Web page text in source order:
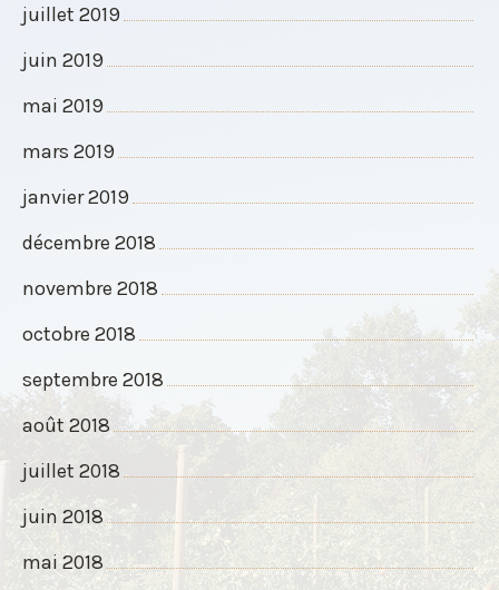
juillet 2019
juin 2019
mai 2019
mars 2019
janvier 2019
décembre 2018
novembre 2018
octobre 2018
septembre 2018
août 2018
juillet 2018
juin 2018
mai 2018